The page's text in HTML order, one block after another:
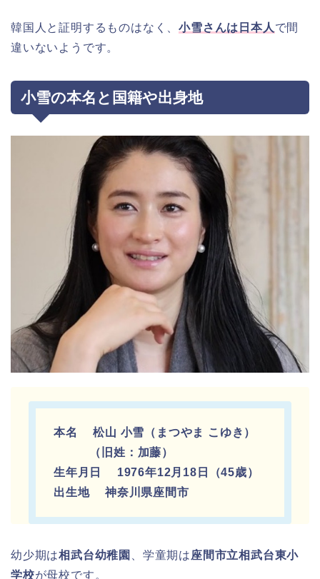
韓国人と証明するものはなく、小雪さんは日本人 で間
違いないようです。
小雪の本名と国籍や出身地
本名 松山 小雪（まつやま こゆき）
（旧姓：加藤）
生年月日 1976年12月18日（45歳）
出生地 神奈川県座間市
幼少期は相武台幼稚園 、学童期は座間市立相武台東小
学校が母校です。